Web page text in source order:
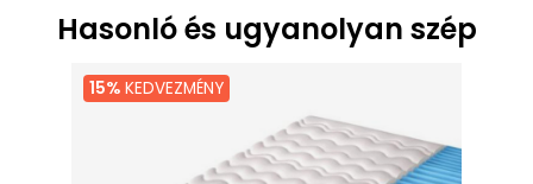
Hasonló és ugyanolyan szép
15% KEDVEZMÉNY